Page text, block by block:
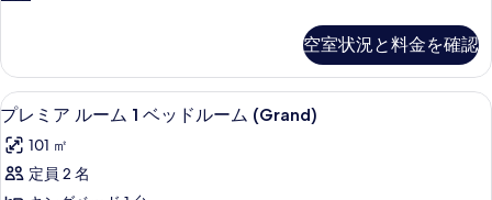
て
の
写
真
を
ベ
ッ
ド
ル
ー
ル
ー
ム
ベ
ッ
空室状況と料金を確認
プ
レ
ミ
ア
プレミア ルーム 1 ベッドルーム
4
プレミア ルーム 1 ベッドルーム (Grand)
101 ㎡
定員 2 名